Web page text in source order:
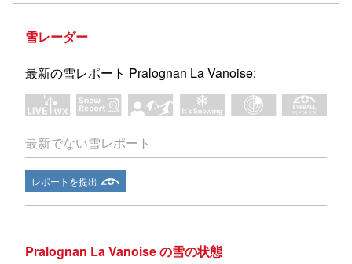
雪レーダー
最新の雪レポート Pralognan La Vanoise:
最新でない雪レポート
レポートを提出
Pralognan La Vanoise の雪の状態